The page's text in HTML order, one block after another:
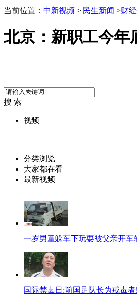
当前位置： 中新视频 > 民生新闻 >财经
北京：新职工今年
搜 索
视频
分类浏览
大家都在看
最新视频
一岁男童躲车下玩耍被父亲开车
国际禁毒日:前国足队长为戒毒者